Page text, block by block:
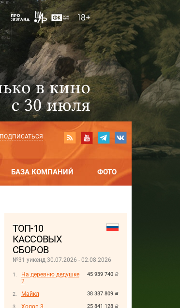
ПОДПИСАТЬСЯ
БАЗА КОМПАНИЙ ФОТО
ТОП-10
КАССОВЫХ
СБОРОВ
№31 уикенд 30.07.2026 - 02.08.2026
45 939 740 руб.
На деревню дедушке
2
38 387 809 руб.
Майкл
25 841 128 руб.
Холоп 3